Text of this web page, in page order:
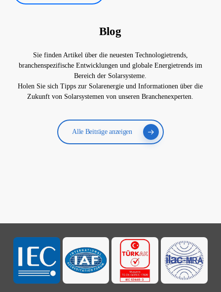
Blog
Sie finden Artikel über die neuesten Technologietrends,
branchenspezifische Entwicklungen und globale Energietrends im
Bereich der Solarsysteme.
Holen Sie sich Tipps zur Solarenergie und Informationen über die
Zukunft von Solarsystemen von unseren Branchenexperten.
Alle Beiträge anzeigen